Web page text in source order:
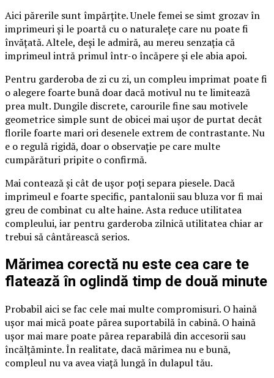
Aici părerile sunt împărțite. Unele femei se simt grozav în
imprimeuri și le poartă cu o naturalețe care nu poate fi
învățată. Altele, deși le admiră, au mereu senzația că
imprimeul intră primul într-o încăpere și ele abia apoi.
Pentru garderoba de zi cu zi, un compleu imprimat poate fi
o alegere foarte bună doar dacă motivul nu te limitează
prea mult. Dungile discrete, carourile fine sau motivele
geometrice simple sunt de obicei mai ușor de purtat decât
florile foarte mari ori desenele extrem de contrastante. Nu
e o regulă rigidă, doar o observație pe care multe
cumpărături pripite o confirmă.
Mai contează și cât de ușor poți separa piesele. Dacă
imprimeul e foarte specific, pantalonii sau bluza vor fi mai
greu de combinat cu alte haine. Asta reduce utilitatea
compleului, iar pentru garderoba zilnică utilitatea chiar ar
trebui să cântărească serios.
Mărimea corectă nu este cea care te
flatează în oglindă timp de două minute
Probabil aici se fac cele mai multe compromisuri. O haină
ușor mai mică poate părea suportabilă în cabină. O haină
ușor mai mare poate părea reparabilă din accesorii sau
încălțăminte. În realitate, dacă mărimea nu e bună,
compleul nu va avea viață lungă în dulapul tău.